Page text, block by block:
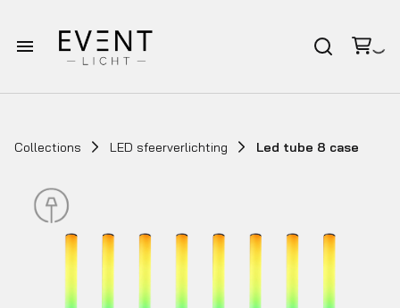
Homepagina
Verhuur
Bruiloft pakketten
Afspraak op locatie
Over Eventlicht
Collections LED sfeerverlichting Led tube 8 case